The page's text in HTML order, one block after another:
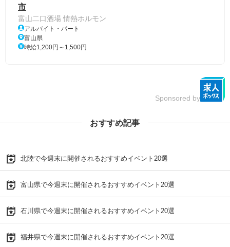
市
富山二口酒場 情熱ホルモン
アルバイト・パート
富山県
時給1,200円～1,500円
Sponsored by
おすすめ記事
北陸で今週末に開催されるおすすめイベント20選
富山県で今週末に開催されるおすすめイベント20選
石川県で今週末に開催されるおすすめイベント20選
福井県で今週末に開催されるおすすめイベント20選